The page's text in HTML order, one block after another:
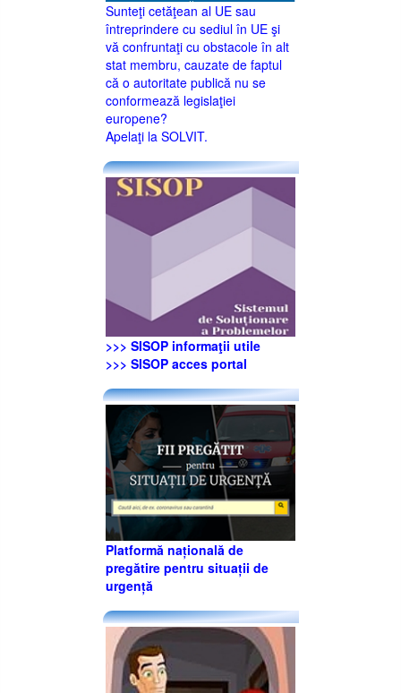
Sunteţi cetăţean al UE sau
întreprindere cu sediul în UE şi
vă confruntaţi cu obstacole în alt
stat membru, cauzate de faptul
că o autoritate publică nu se
conformează legislaţiei
europene?
Apelaţi la SOLVIT.
>>> SISOP informaţii utile
>>> SISOP acces portal
Platformă națională de
pregătire pentru situații de
urgență